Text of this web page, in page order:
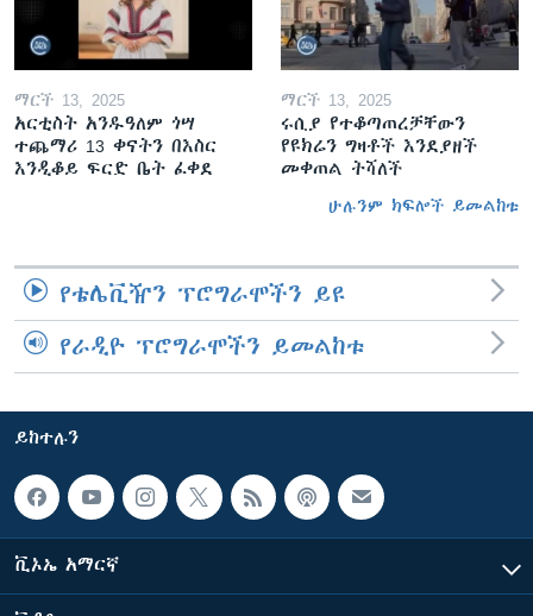
ማርች 13, 2025
አርቲስት አንዱዓለም ጎሣ
ተጨማሪ 13 ቀናትን በእስር
እንዲቆይ ፍርድ ቤት ፈቀደ
ማርች 13, 2025
ሩሲያ የተቆጣጠረቻቸውን
የዩክሬን ግዛቶች እንደያዘች
መቀጠል ትሻለች
ሁሉንም ክፍሎች ይመልከቱ
የቴሌቪዥን ፕሮግራሞችን ይዩ
የራዲዮ ፕሮግራሞችን ይመልከቱ
ይከተሉን
ቪኦኤ አማርኛ